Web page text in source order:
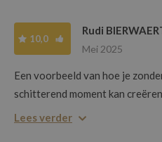
10,0
Rudi
Mei 2025
Een voorbeeld van hoe je
schitterend moment kan
Twee vriendelijke en attente
Lees verder